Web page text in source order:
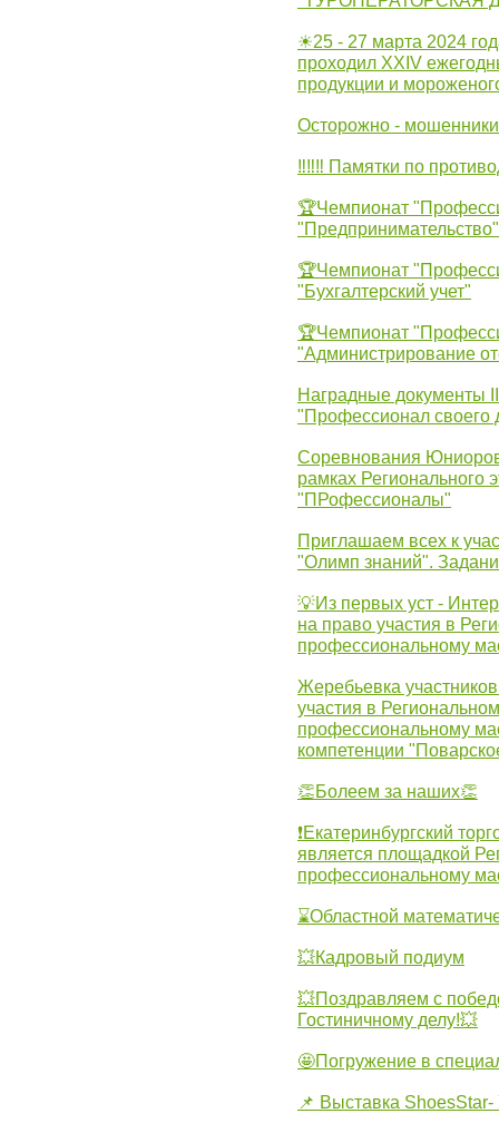
☀25 - 27 марта 2024
проходил XXIV
продукции и
Осторожно -
‼‼‼ Памятки по
🏆Чемпионат
"Предпринимательство"
🏆Чемпионат
"Бухгалтерский учет"
🏆Чемпионат
"Администрирование
Наградные документы
"Профессионал своего
Соревнования
рамках Регионального
"ПРофессионалы"
Приглашаем всех к
"Олимп знаний".
💡Из первых уст -
на право участия в
профессиональному
Жеребьевка
участия в
профессиональному
компетенции
👏Болеем за наших👏
❗Екатеринбургский
является площадкой
профессиональному
⌛Областной
💥Кадровый подиум
💥Поздравляем с
Гостиничному делу!💥
🤩Погружение в
📌 Выставка ShoesStar-